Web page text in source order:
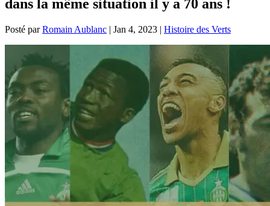
dans la même situation il y a 70 ans !
Posté parRomain Aublanc | Jan 4, 2023 | Histoire des Verts